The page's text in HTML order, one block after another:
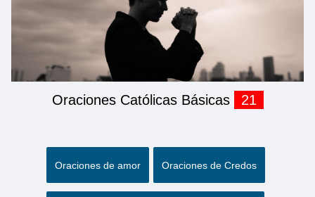
Oraciones Católicas Básicas 21
Oraciones de amor Oraciones de Credos